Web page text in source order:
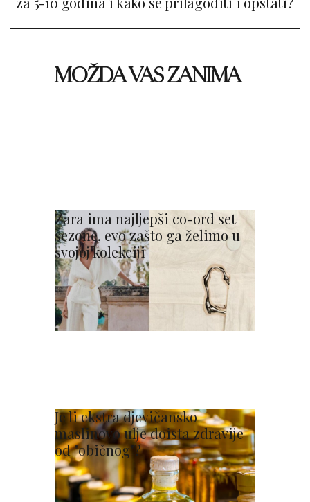
MOŽDA VAS ZANIMA
Zara ima najljepši co-ord set
sezone, evo zašto ga želimo u
svojoj kolekciji
Je li ekstra djevičansko
maslinovo ulje doista zdravije
od "običnog"?